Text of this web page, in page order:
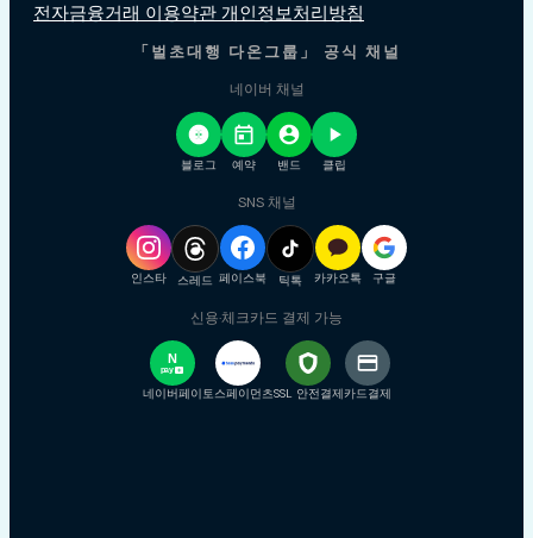
전자금융거래 이용약관 개인정보처리방침
「벌초대행 다온그룹」 공식 채널
네이버 채널
블로그 예약 밴드 클립
SNS 채널
인스타 스레드 페이스북 틱톡 카카오톡 구글
신용·체크카드 결제 가능
N
pay +
네이버페이토스페이먼츠SSL 안전결제카드결제